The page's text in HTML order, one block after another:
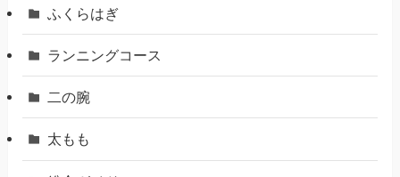
ふくらはぎ
ランニングコース
二の腕
太もも